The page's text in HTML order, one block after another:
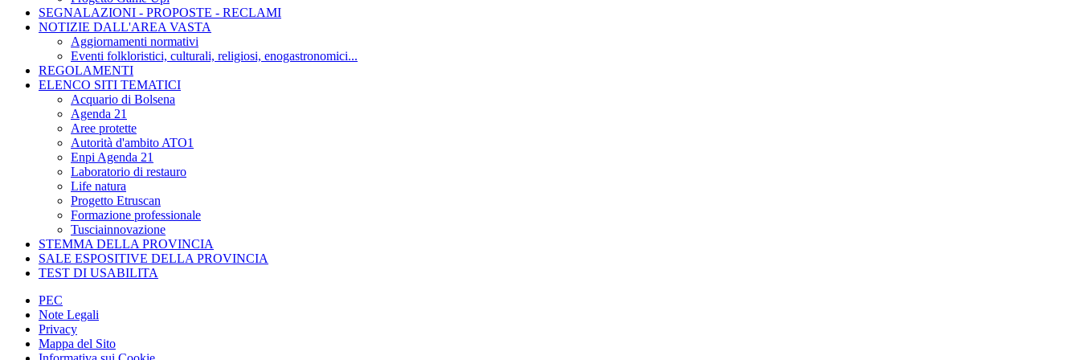
SEGNALAZIONI - PROPOSTE - RECLAMI
NOTIZIE DALL'AREA VASTA
Aggiornamenti normativi
Eventi folkloristici, culturali, religiosi, enogastronomici...
REGOLAMENTI
ELENCO SITI TEMATICI
Acquario di Bolsena
Agenda 21
Aree protette
Autorità d'ambito ATO1
Enpi Agenda 21
Laboratorio di restauro
Life natura
Progetto Etruscan
Formazione professionale
Tusciainnovazione
STEMMA DELLA PROVINCIA
SALE ESPOSITIVE DELLA PROVINCIA
TEST DI USABILITA
PEC
Note Legali
Privacy
Mappa del Sito